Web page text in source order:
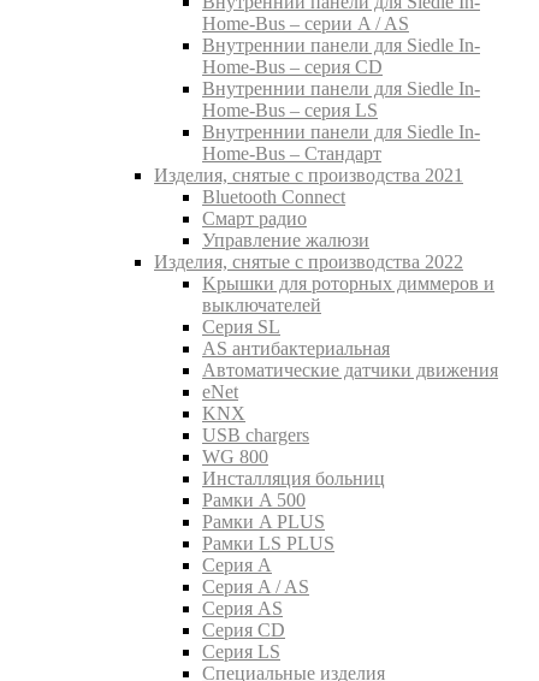
Home-Bus – серии A / AS
Внутреннии панели для Siedle In-
Home-Bus – серия CD
Внутреннии панели для Siedle In-
Home-Bus – серия LS
Внутреннии панели для Siedle In-
Home-Bus – Стандарт
Изделия, снятые с производства 2021
Bluetooth Connect
Смарт радио
Управление жалюзи
Изделия, снятые с производства 2022
Kрышки для роторных диммеров и
выключателей
Серия SL
AS антибактериальная
Aвтоматические датчики движения
eNet
KNX
USB chargers
WG 800
Инсталляция больниц
Рамки A 500
Рамки A PLUS
Рамки LS PLUS
Серия A
Серия A / AS
Серия AS
Серия CD
Серия LS
Специальные изделия